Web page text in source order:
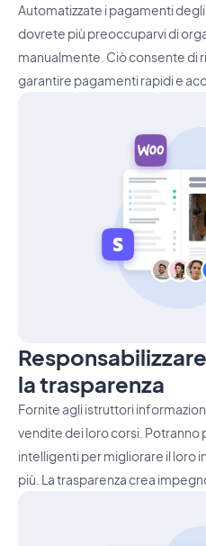
Automatizzate i pagamenti
dovrete più preoccuparvi di
manualmente. Ciò consente di
garantire pagamenti rapidi e
la trasparenza
Fornite agli istruttori
vendite dei loro corsi. Potranno
intelligenti per migliorare il loro
più. La trasparenza crea